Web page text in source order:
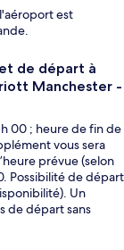
est
de départ à
Manchester -
00 ; heure de fin de
vous sera
prévue (selon
Possibilité de départ
Un
de départ sans